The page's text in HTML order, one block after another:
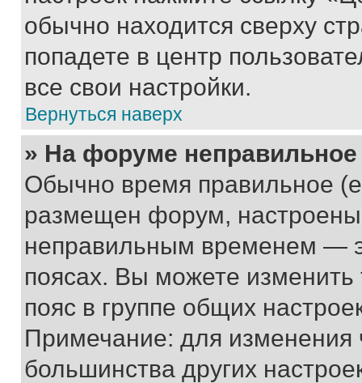
обычно находится сверху
попадете в центр
все свои настройки.
Вернуться наверх
» На форуме
Обычно время правильное
размещен форум, настроены
неправильным временем —
поясах. Вы можете изменить
пояс в группе общих
Примечание: для изменения
большинства других